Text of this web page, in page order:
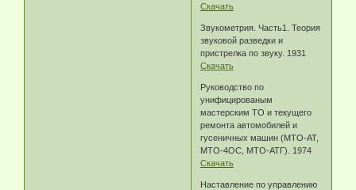
Скачать
Звукометрия. Часть1. Теория
звуковой разведки и
пристрелка по звуку. 1931
Скачать
Руководство по
унифицированым
мастерским ТО и текущего
ремонта автомобилей и
гусеничных машин (МТО-АТ,
МТО-4ОС, МТО-АТГ). 1974
Скачать
Наставление по управлению